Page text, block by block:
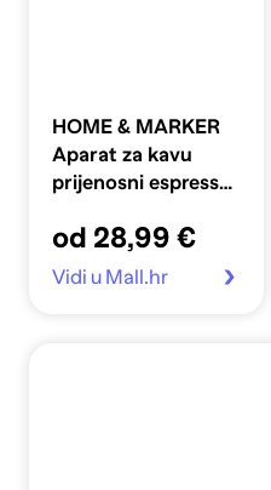
HOME & MARKER
Aparat za kavu
prijenosni espresso
od 28,99 €
Vidi u Mall.hr